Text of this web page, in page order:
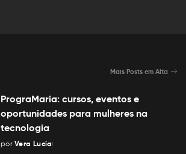
Mais Posts em Alta
PrograMaria: cursos, eventos e
oportunidades para mulheres na
tecnologia
Posted
por Vera Lucia